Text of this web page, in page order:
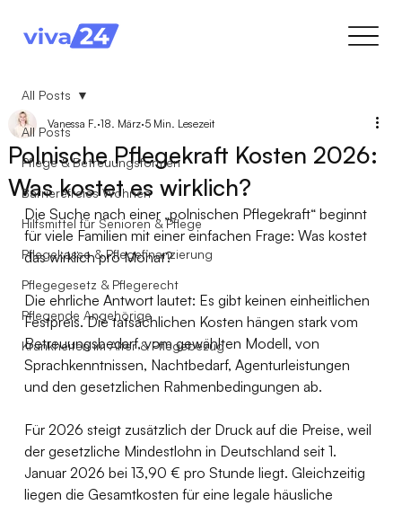
All Posts
Pflege & Betreuungsformen
Barrierefreies Wohnen
Hilfsmittel für Senioren & Pflege
Pflegekasse & Pflegefinanzierung
Pflegegesetz & Pflegerecht
Pflegende Angehörige
Krankheiten im Alter & Pflegebezug
All Posts
Polnische Pflegekraft Kosten 2026:
Was kostet es wirklich?
Vanessa F. 18. März 5 Min. Lesezeit
Die Suche nach einer „polnischen Pflegekraft“ beginnt
für viele Familien mit einer einfachen Frage: Was kostet
das wirklich pro Monat?
Die ehrliche Antwort lautet: Es gibt keinen einheitlichen
Festpreis. Die tatsächlichen Kosten hängen stark vom
Betreuungsbedarf, vom gewählten Modell, von
Sprachkenntnissen, Nachtbedarf, Agenturleistungen
und den gesetzlichen Rahmenbedingungen ab.
Für 2026 steigt zusätzlich der Druck auf die Preise, weil
der gesetzliche Mindestlohn in Deutschland seit 1.
Januar 2026 bei 13,90 € pro Stunde liegt. Gleichzeitig
liegen die Gesamtkosten für eine legale häusliche